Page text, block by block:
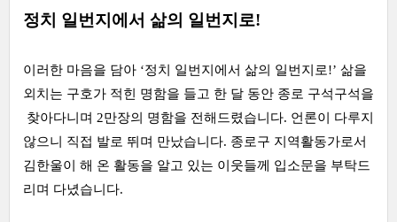
정치 일번지에서 삶의 일번지로!
이러한 마음을 담아 ‘정치 일번지에서 삶의 일번지로!’ 삶을
외치는 구호가 적힌 명함을 들고 한 달 동안 종로 구석구석을
찾아다니며 2만장의 명함을 전해드렸습니다. 언론이 다루지
않으니 직접 발로 뛰며 만났습니다. 종로구 지역활동가로서
김한울이 해 온 활동을 알고 있는 이웃들께 입소문을 부탁드
리며 다녔습니다.